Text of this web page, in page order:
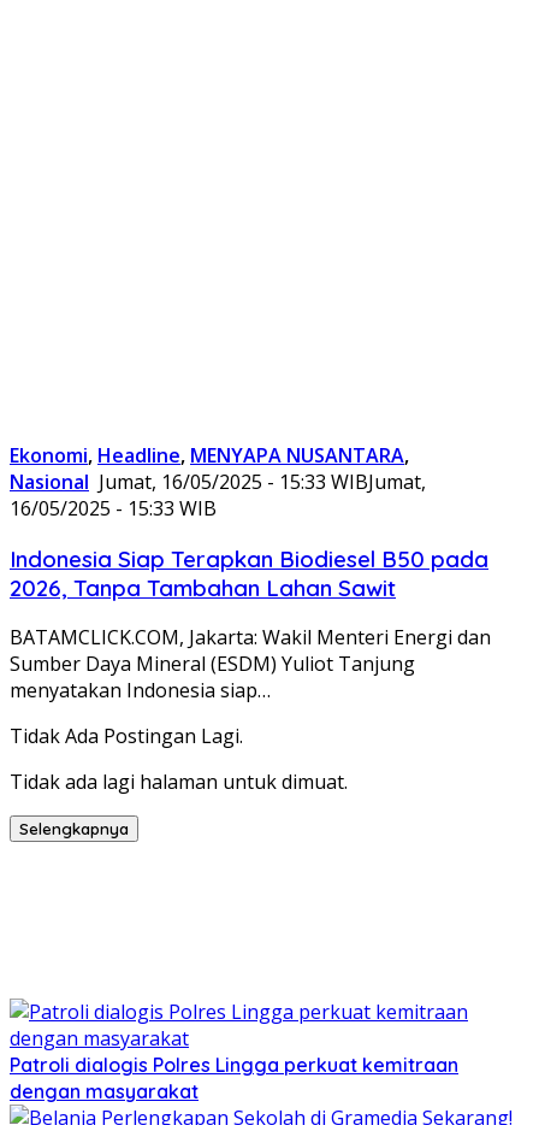
Ekonomi, Headline, MENYAPA NUSANTARA,
Nasional Jumat, 16/05/2025 - 15:33 WIBJumat,
16/05/2025 - 15:33 WIB
Indonesia Siap Terapkan Biodiesel B50 pada
2026, Tanpa Tambahan Lahan Sawit
BATAMCLICK.COM, Jakarta: Wakil Menteri Energi dan
Sumber Daya Mineral (ESDM) Yuliot Tanjung
menyatakan Indonesia siap…
Tidak Ada Postingan Lagi.
Tidak ada lagi halaman untuk dimuat.
Selengkapnya
Patroli dialogis Polres Lingga perkuat kemitraan
dengan masyarakat